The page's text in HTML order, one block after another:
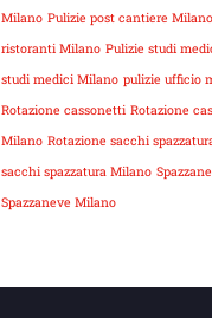
Milano Pulizie post cantiere Milano
ristoranti Milano Pulizie studi
studi medici Milano pulizie ufficio
Rotazione cassonetti Rotazione
Milano Rotazione sacchi
sacchi spazzatura Milano
Spazzaneve Milano